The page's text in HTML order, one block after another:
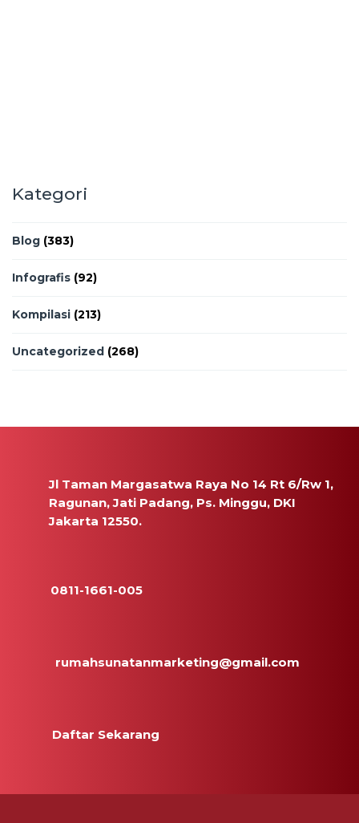
Kategori
Blog (383)
Infografis (92)
Kompilasi (213)
Uncategorized (268)
Jl Taman Margasatwa Raya No 14 Rt 6/Rw 1,
Ragunan, Jati Padang, Ps. Minggu, DKI
Jakarta 12550.
0811-1661-005
rumahsunatanmarketing@gmail.com
Daftar Sekarang